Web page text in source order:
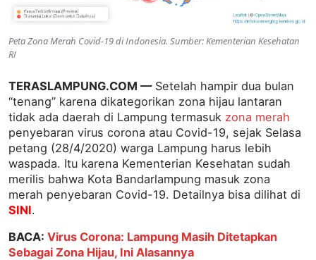
Peta Zona Merah Covid-19 di Indonesia. Sumber: Kementerian Kesehatan
RI
TERASLAMPUNG.COM —Setelah hampir dua bulan
“tenang” karena dikategorikan zona hijau lantaran
tidak ada daerah di Lampung termasuk zona merah
penyebaran virus corona atau Covid-19, sejak Selasa
petang (28/4/2020) warga Lampung harus lebih
waspada. Itu karena Kementerian Kesehatan sudah
merilis bahwa Kota Bandarlampung masuk zona
merah penyebaran Covid-19. Detailnya bisa dilihat di
SINI.
BACA: Virus Corona: Lampung Masih Ditetapkan
Sebagai Zona Hijau, Ini Alasannya